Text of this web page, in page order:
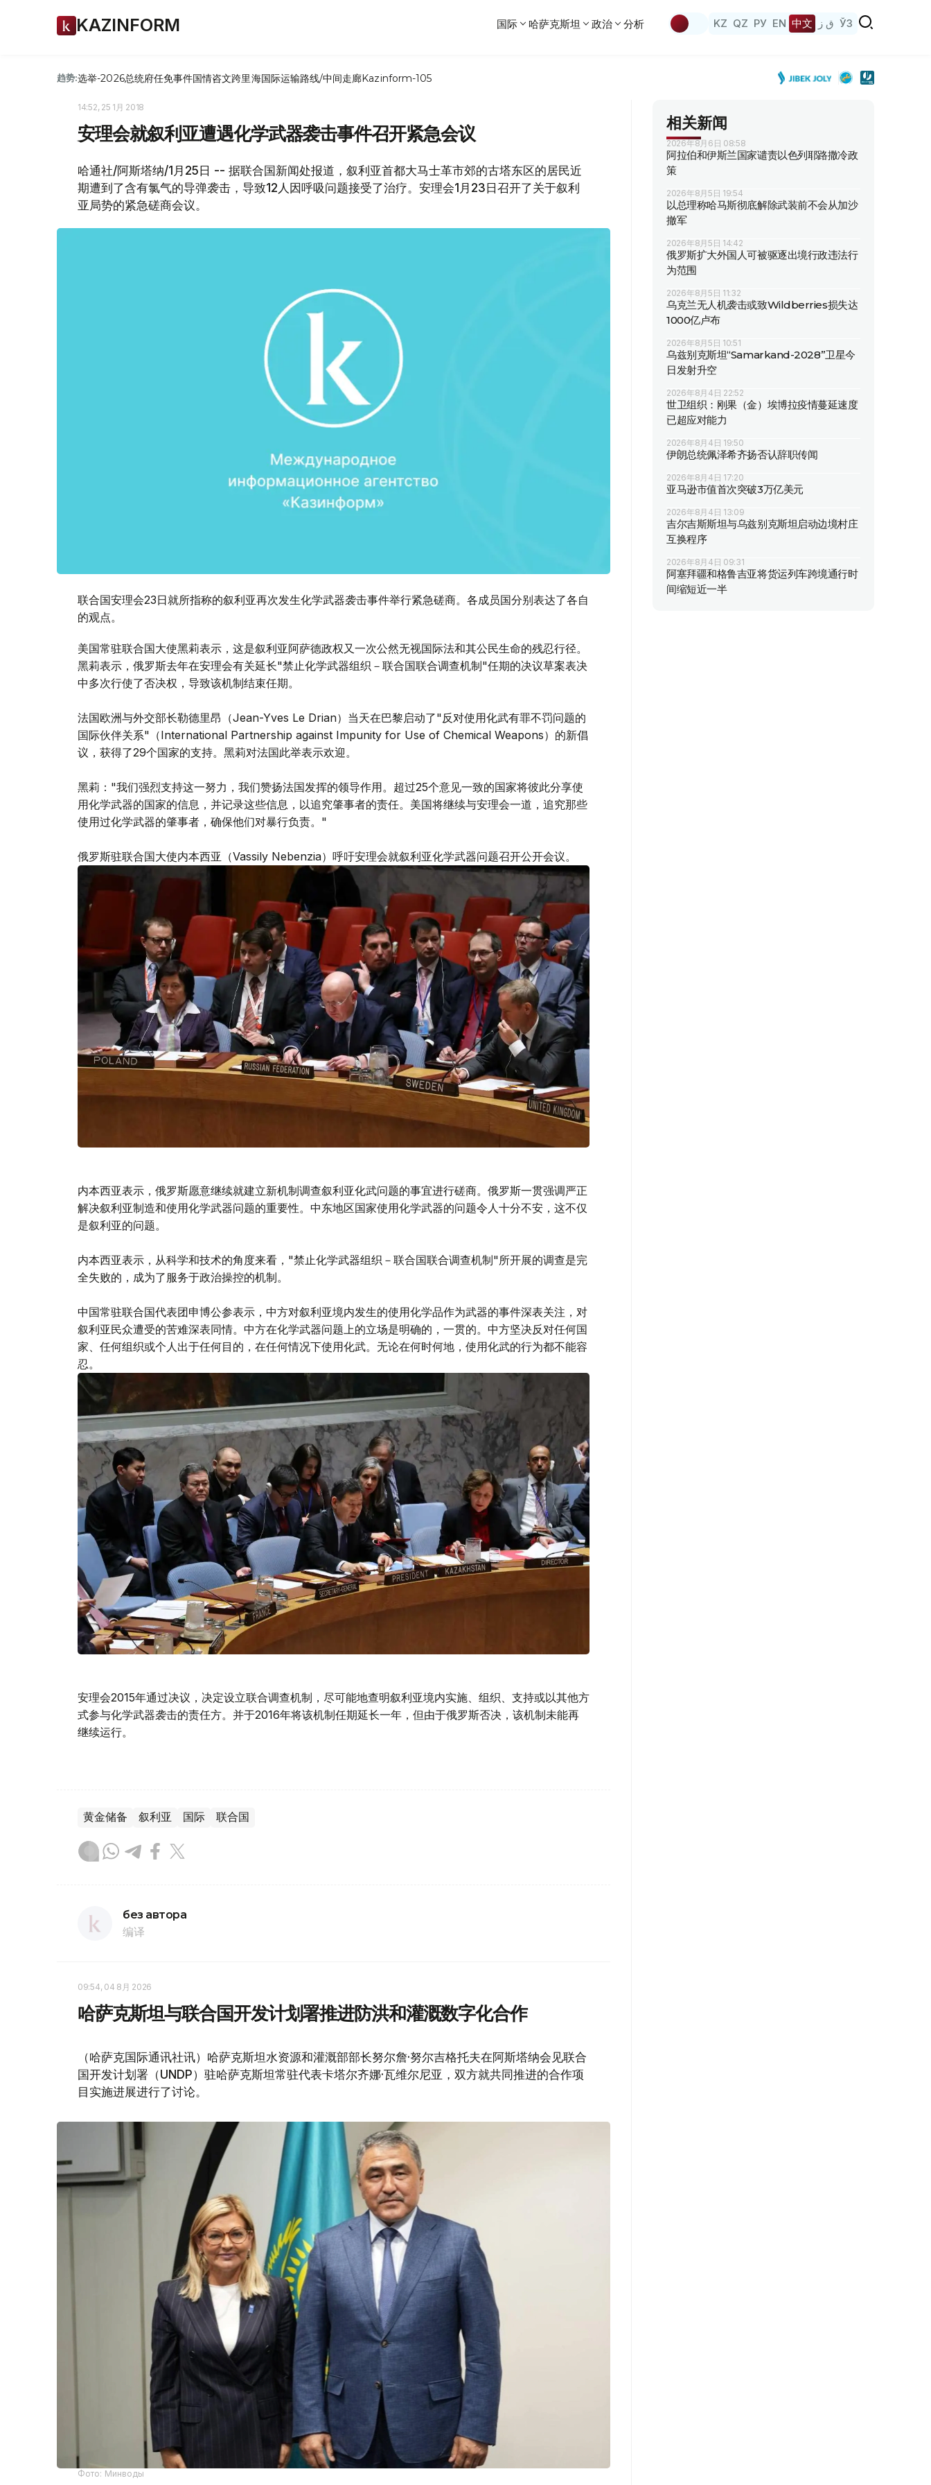
KAZINFORM 国际 哈萨克斯坦 政治 分析 KZ QZ РУ EN 中文 ق ز ЎЗ
趋势:选举-2026总统府任免事件国情咨文跨里海国际运输路线/中间走廊Kazinform-105
14:52, 25 1月 2018
安理会就叙利亚遭遇化学武器袭击事件召开紧急会议
哈通社/阿斯塔纳/1月25日 -- 据联合国新闻处报道，叙利亚首都大马士革市郊的古塔东区的居民近
期遭到了含有氯气的导弹袭击，导致12人因呼吸问题接受了治疗。安理会1月23日召开了关于叙利
亚局势的紧急磋商会议。
联合国安理会23日就所指称的叙利亚再次发生化学武器袭击事件举行紧急磋商。各成员国分别表达了各自
的观点。
美国常驻联合国大使黑莉表示，这是叙利亚阿萨德政权又一次公然无视国际法和其公民生命的残忍行径。
黑莉表示，俄罗斯去年在安理会有关延长"禁止化学武器组织－联合国联合调查机制"任期的决议草案表决
中多次行使了否决权，导致该机制结束任期。
法国欧洲与外交部长勒德里昂（Jean-Yves Le Drian）当天在巴黎启动了"反对使用化武有罪不罚问题的
国际伙伴关系"（International Partnership against Impunity for Use of Chemical Weapons）的新倡
议，获得了29个国家的支持。黑莉对法国此举表示欢迎。
黑莉："我们强烈支持这一努力，我们赞扬法国发挥的领导作用。超过25个意见一致的国家将彼此分享使
用化学武器的国家的信息，并记录这些信息，以追究肇事者的责任。美国将继续与安理会一道，追究那些
使用过化学武器的肇事者，确保他们对暴行负责。"
俄罗斯驻联合国大使内本西亚（Vassily Nebenzia）呼吁安理会就叙利亚化学武器问题召开公开会议。
内本西亚表示，俄罗斯愿意继续就建立新机制调查叙利亚化武问题的事宜进行磋商。俄罗斯一贯强调严正
解决叙利亚制造和使用化学武器问题的重要性。中东地区国家使用化学武器的问题令人十分不安，这不仅
是叙利亚的问题。
内本西亚表示，从科学和技术的角度来看，"禁止化学武器组织－联合国联合调查机制"所开展的调查是完
全失败的，成为了服务于政治操控的机制。
中国常驻联合国代表团申博公参表示，中方对叙利亚境内发生的使用化学品作为武器的事件深表关注，对
叙利亚民众遭受的苦难深表同情。中方在化学武器问题上的立场是明确的，一贯的。中方坚决反对任何国
家、任何组织或个人出于任何目的，在任何情况下使用化武。无论在何时何地，使用化武的行为都不能容
忍。
安理会2015年通过决议，决定设立联合调查机制，尽可能地查明叙利亚境内实施、组织、支持或以其他方
式参与化学武器袭击的责任方。并于2016年将该机制任期延长一年，但由于俄罗斯否决，该机制未能再
继续运行。
黄金储备 叙利亚 国际 联合国
без автора
编译
09:54, 04 8月 2026
哈萨克斯坦与联合国开发计划署推进防洪和灌溉数字化合作
（哈萨克国际通讯社讯）哈萨克斯坦水资源和灌溉部部长努尔詹·努尔吉格托夫在阿斯塔纳会见联合
国开发计划署（UNDP）驻哈萨克斯坦常驻代表卡塔尔齐娜·瓦维尔尼亚，双方就共同推进的合作项
目实施进展进行了讨论。
Фото: Минводы
相关新闻
2026年8月6日 08:58
阿拉伯和伊斯兰国家谴责以色列耶路撒冷政
策
2026年8月5日 19:54
以总理称哈马斯彻底解除武装前不会从加沙
撤军
2026年8月5日 14:42
俄罗斯扩大外国人可被驱逐出境行政违法行
为范围
2026年8月5日 11:32
乌克兰无人机袭击或致Wildberries损失达
1000亿卢布
2026年8月5日 10:51
乌兹别克斯坦“Samarkand-2028”卫星今
日发射升空
2026年8月4日 22:52
世卫组织：刚果（金）埃博拉疫情蔓延速度
已超应对能力
2026年8月4日 19:50
伊朗总统佩泽希齐扬否认辞职传闻
2026年8月4日 17:20
亚马逊市值首次突破3万亿美元
2026年8月4日 13:09
吉尔吉斯斯坦与乌兹别克斯坦启动边境村庄
互换程序
2026年8月4日 09:31
阿塞拜疆和格鲁吉亚将货运列车跨境通行时
间缩短近一半